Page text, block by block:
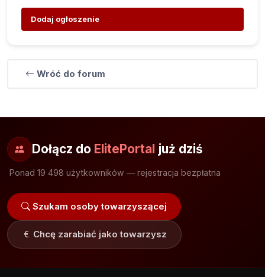
Dodaj ogłoszenie
Wróć do forum
Dołącz do ElitePortal już dziś
Ponad 19 498 użytkowników — rejestracja bezpłatna
Szukam osoby towarzyszącej
Chcę zarabiać jako towarzysz